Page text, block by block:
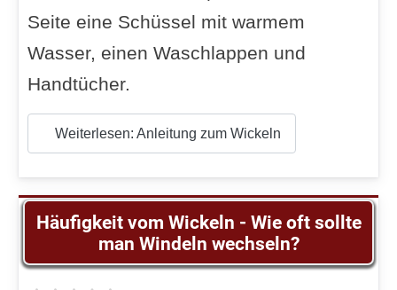
Seite eine Schüssel mit warmem
Wasser, einen Waschlappen und
Handtücher.
Weiterlesen: Anleitung zum Wickeln
Häufigkeit vom Wickeln - Wie oft sollte
man Windeln wechseln?